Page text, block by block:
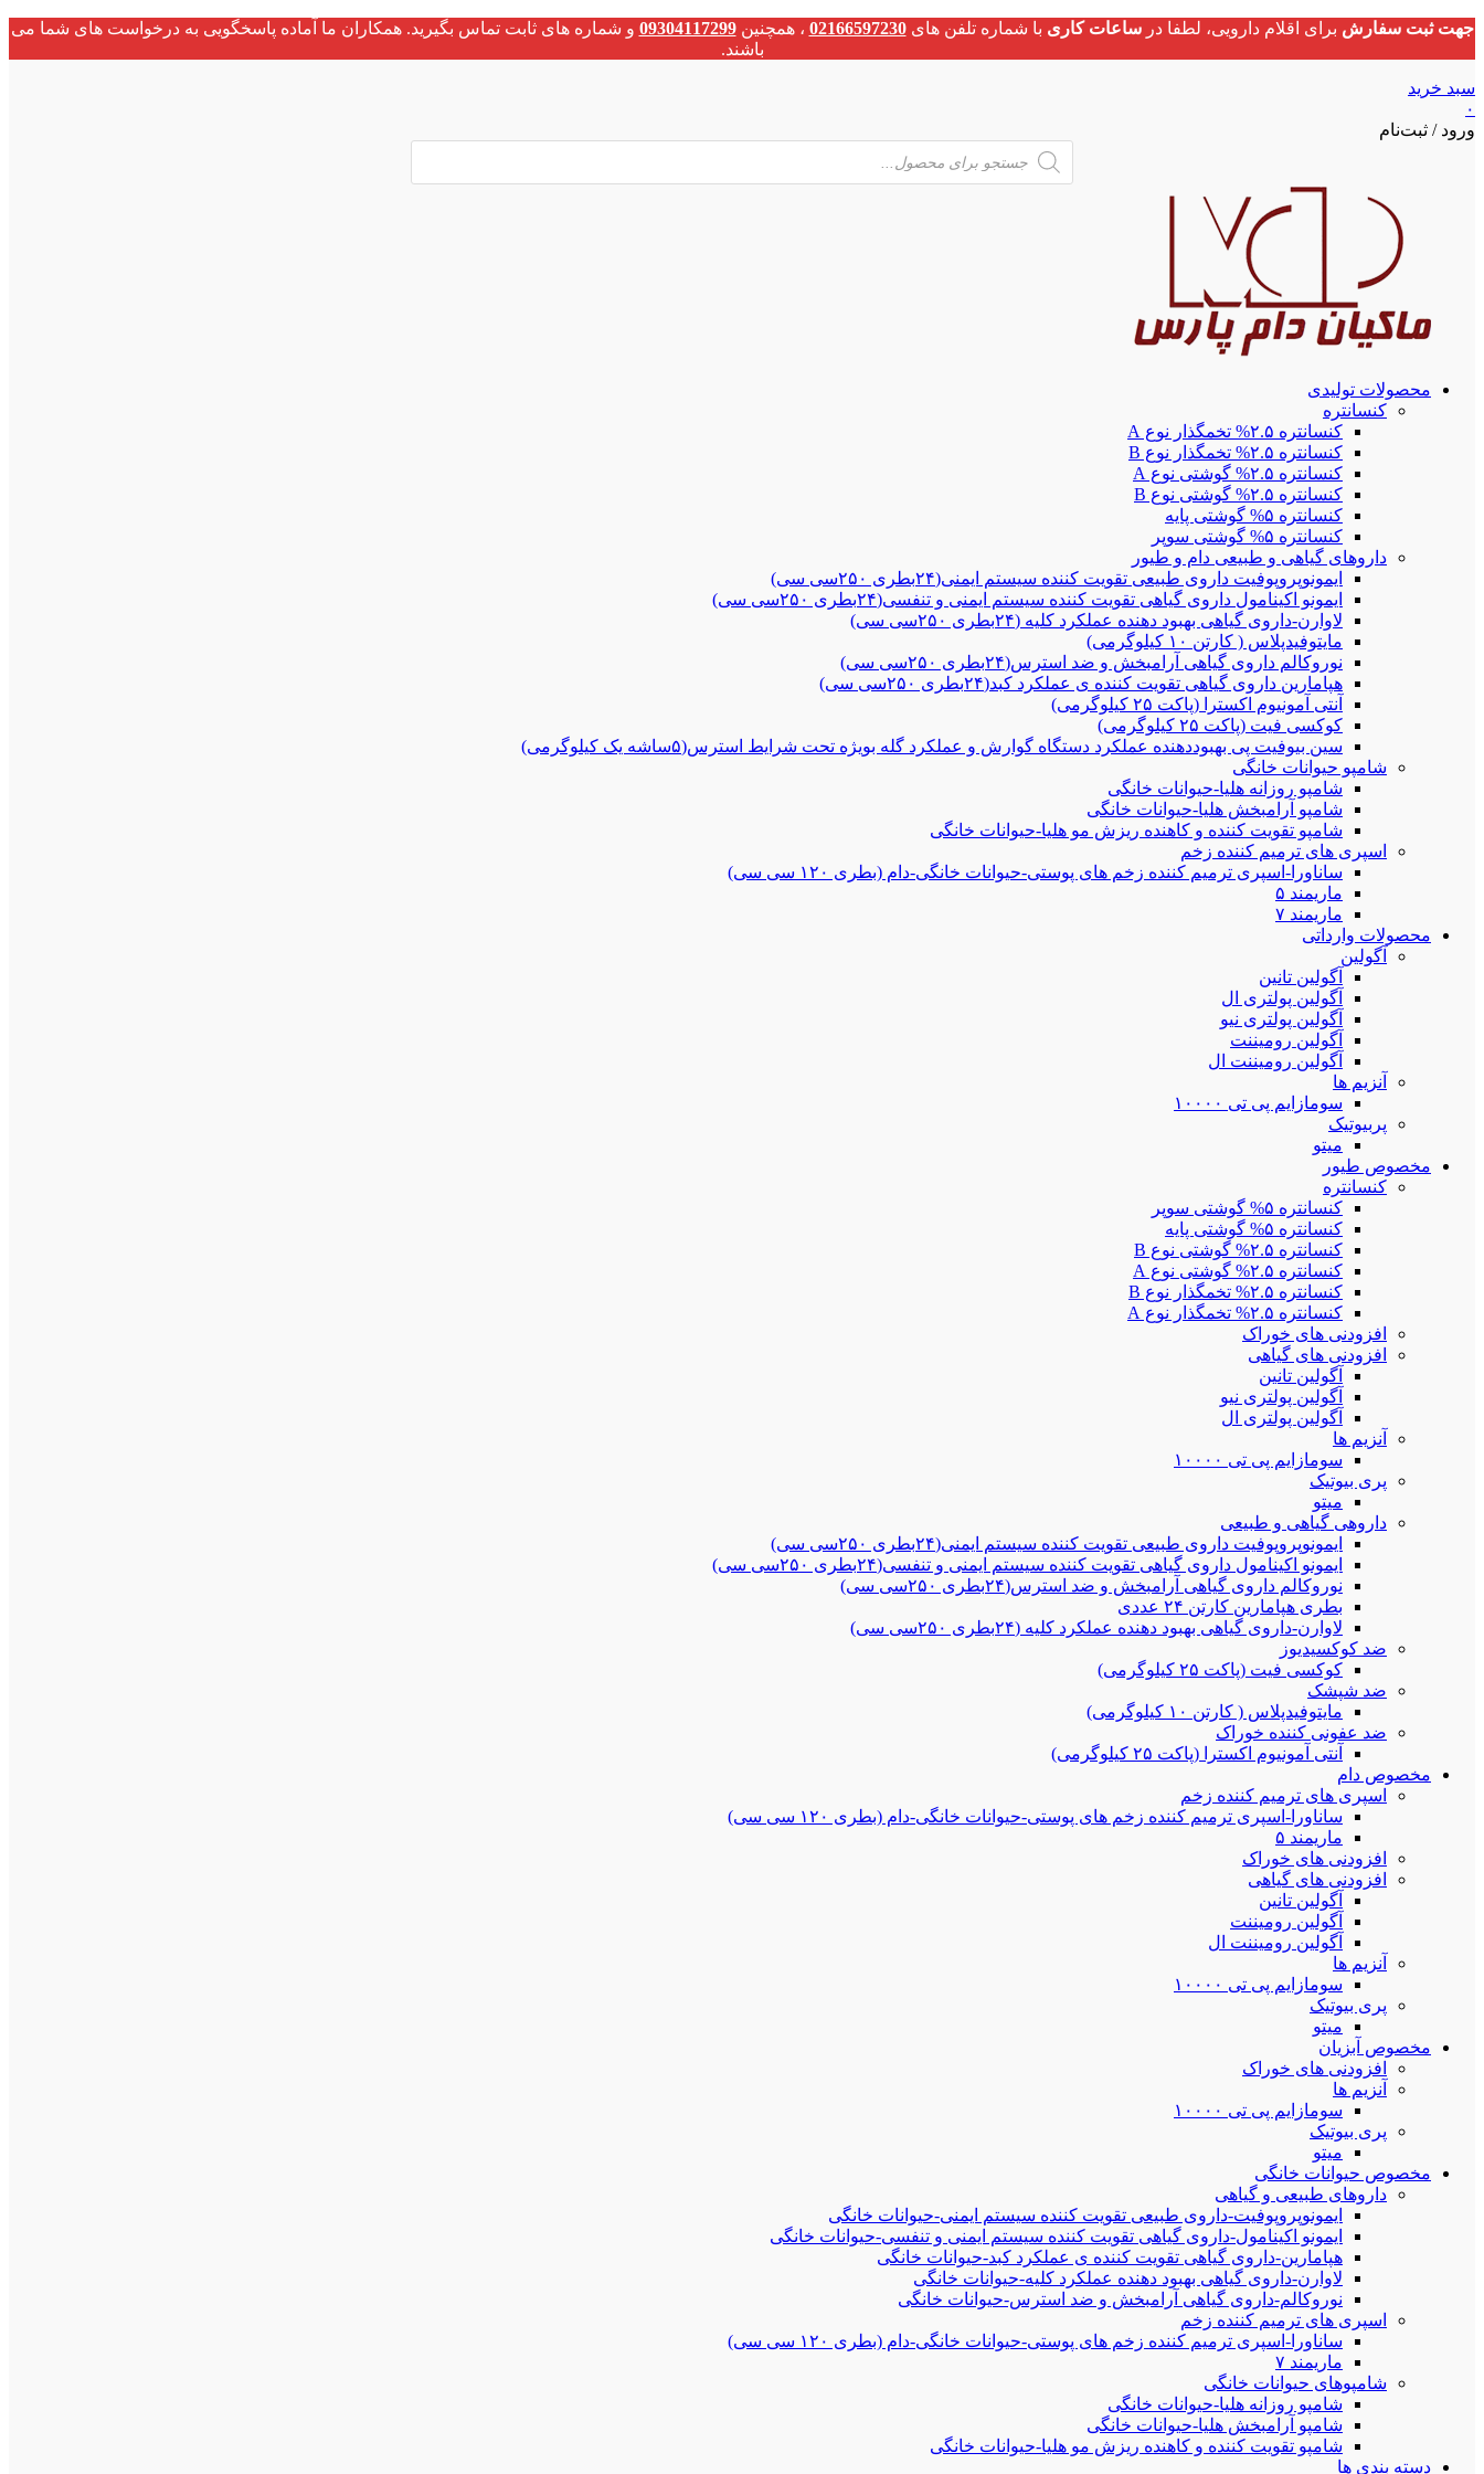
جهت ثبت سفارش برای اقلام دارویی، لطفا درساعات کاری با شماره تلفن های 02166597230 ، همچنین09304117299 و شماره های ثابت تماس بگیرید. همکاران ما آماده پاسخگویی به درخواست های شما می
باشند.
سبد خرید
۰
ورود / ثبت‌نام
Products
search
محصولات تولیدی
کنسانتره
کنسانتره ۲.۵% تخمگذار نوع A
کنسانتره ۲.۵% تخمگذار نوع B
کنسانتره ۲.۵% گوشتی نوع A
کنسانتره ۲.۵% گوشتی نوع B
کنسانتره ۵% گوشتی پایه
کنسانتره ۵% گوشتی سوپر
داروهای گیاهی و طبیعی دام و طیور
ایمونوپروپوفیت داروی طبیعی تقویت کننده سیستم ایمنی(۲۴بطری ۲۵۰سی سی)
ایمونو اکینامول داروی گیاهی تقویت کننده سیستم ایمنی و تنفسی(۲۴بطری ۲۵۰سی سی)
لاوارن-داروی گیاهی بهبود دهنده عملکرد کلیه (۲۴بطری ۲۵۰سی سی)
مایتوفیدپلاس ( کارتن ۱۰ کیلوگرمی)
نوروکالم داروی گیاهی آرامبخش و ضد استرس(۲۴بطری ۲۵۰سی سی)
هپامارین داروی گیاهی تقویت کننده ی عملکرد کبد(۲۴بطری ۲۵۰سی سی)
آنتی آمونیوم اکسترا (پاکت ۲۵ کیلوگرمی)
کوکسی فیت (پاکت ۲۵ کیلوگرمی)
سین بیوفیت پی بهبوددهنده عملکرد دستگاه گوارش و عملکرد گله بویژه تحت شرایط استرس(۵ساشه یک کیلوگرمی)
شامپو حیوانات خانگی
شامپو روزانه هلیا-حیوانات خانگی
شامپو آرامبخش هلیا-حیوانات خانگی
شامپو تقویت کننده و کاهنده ریزش مو هلیا-حیوانات خانگی
اسپری های ترمیم کننده زخم
ساناورا-اسپری ترمیم کننده زخم های پوستی-حیوانات خانگی-دام (بطری ۱۲۰ سی سی)
ماریمند ۵
ماریمند ۷
محصولات وارداتی
آگولین
آگولین تانین
آگولین پولتری ال
آگولین پولتری نیو
آگولین رومیننت
آگولین رومیننت ال
آنزیم ها
سومازایم پی تی ۱۰۰۰۰
پربیوتیک
میتو
مخصوص طیور
کنسانتره
کنسانتره ۵% گوشتی سوپر
کنسانتره ۵% گوشتی پایه
کنسانتره ۲.۵% گوشتی نوع B
کنسانتره ۲.۵% گوشتی نوع A
کنسانتره ۲.۵% تخمگذار نوع B
کنسانتره ۲.۵% تخمگذار نوع A
افزودنی های خوراک
افزودنی های گیاهی
آگولین تانین
آگولین پولتری نیو
آگولین پولتری ال
آنزیم ها
سومازایم پی تی ۱۰۰۰۰
پری بیوتیک
میتو
داروهی گیاهی و طبیعی
ایمونوپروپوفیت داروی طبیعی تقویت کننده سیستم ایمنی(۲۴بطری ۲۵۰سی سی)
ایمونو اکینامول داروی گیاهی تقویت کننده سیستم ایمنی و تنفسی(۲۴بطری ۲۵۰سی سی)
نوروکالم داروی گیاهی آرامبخش و ضد استرس(۲۴بطری ۲۵۰سی سی)
بطری هپامارین کارتن ۲۴ عددی
لاوارن-داروی گیاهی بهبود دهنده عملکرد کلیه (۲۴بطری ۲۵۰سی سی)
ضد کوکسیدیوز
کوکسی فیت (پاکت ۲۵ کیلوگرمی)
ضد شپشک
مایتوفیدپلاس ( کارتن ۱۰ کیلوگرمی)
ضد عفونی کننده خوراک
آنتی آمونیوم اکسترا (پاکت ۲۵ کیلوگرمی)
مخصوص دام
اسپری های ترمیم کننده زخم
ساناورا-اسپری ترمیم کننده زخم های پوستی-حیوانات خانگی-دام (بطری ۱۲۰ سی سی)
ماریمند ۵
افزودنی های خوراک
افزودنی های گیاهی
آگولین تانین
آگولین رومیننت
آگولین رومیننت ال
آنزیم ها
سومازایم پی تی ۱۰۰۰۰
پری بیوتیک
میتو
مخصوص آبزیان
افزودنی های خوراک
آنزیم ها
سومازایم پی تی ۱۰۰۰۰
پری بیوتیک
میتو
مخصوص حیوانات خانگی
داروهای طبیعی و گیاهی
ایمونوپروپوفیت-داروی طبیعی تقویت کننده سیستم ایمنی-حیوانات خانگی
ایمونو اکینامول-داروی گیاهی تقویت کننده سیستم ایمنی و تنفسی-حیوانات خانگی
هپامارین-داروی گیاهی تقویت کننده ی عملکرد کبد-حیوانات خانگی
لاوارن-داروی گیاهی بهبود دهنده عملکرد کلیه-حیوانات خانگی
نوروکالم-داروی گیاهی آرامبخش و ضد استرس-حیوانات خانگی
اسپری های ترمیم کننده زخم
ساناورا-اسپری ترمیم کننده زخم های پوستی-حیوانات خانگی-دام (بطری ۱۲۰ سی سی)
ماریمند ۷
شامپوهای حیوانات خانگی
شامپو روزانه هلیا-حیوانات خانگی
شامپو آرامبخش هلیا-حیوانات خانگی
شامپو تقویت کننده و کاهنده ریزش مو هلیا-حیوانات خانگی
دسته بندی ها